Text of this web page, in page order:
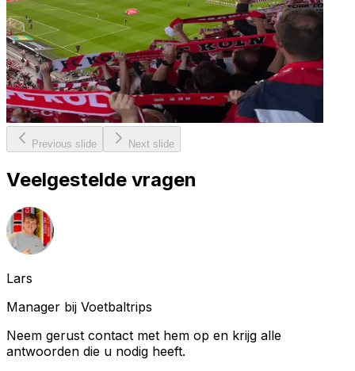
Previous slide Next slide
Veelgestelde vragen
Lars
Manager bij Voetbaltrips
Neem gerust contact met hem op en krijg alle
antwoorden die u nodig heeft.